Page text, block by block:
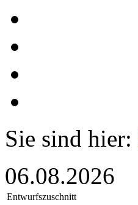
Sie sind hier:
06.08.2026
Entwurfszuschnitt